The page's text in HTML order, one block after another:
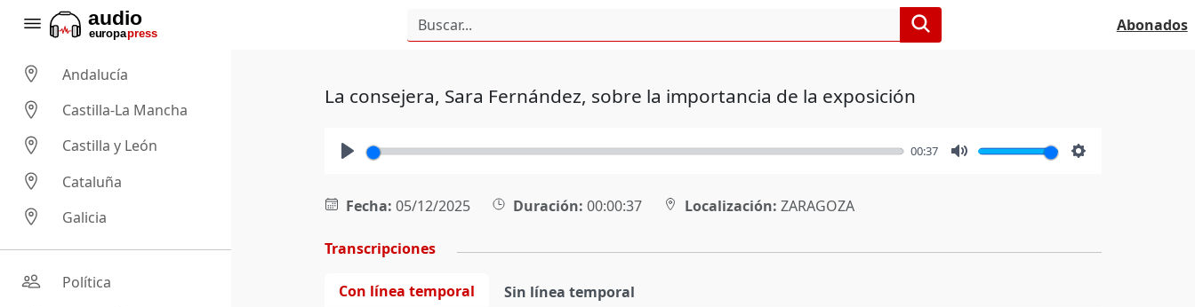
Abonados
Andalucía
Castilla-La Mancha
Castilla y León
Cataluña
Galicia
Política
La consejera, Sara Fernández, sobre la importancia de la exposición
00:37
Fecha: 05/12/2025 Duración: 00:00:37 Localización: ZARAGOZA
Transcripciones
Con línea temporal Sin línea temporal